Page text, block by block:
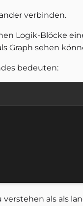
verbinden.
Logik-Blöcke
Graph sehen
bedeuten:
als als